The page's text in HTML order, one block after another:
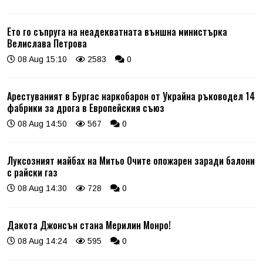
Ето го съпруга на неадекватната външна министърка
Велислава Петрова
08 Aug 15:10 2583 0
Арестуваният в Бургас наркобарон от Украйна ръководел 14
фабрики за дрога в Европейския съюз
08 Aug 14:50 567 0
Луксозният майбах на Митьо Очите опожарен заради балони
с райски газ
08 Aug 14:30 728 0
Дакота Джонсън стана Мерилин Монро!
08 Aug 14:24 595 0